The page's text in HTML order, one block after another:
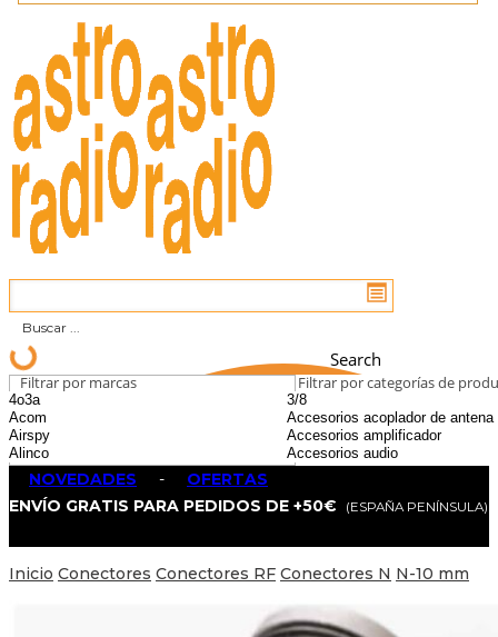
Search
Filtrar por marcas Filtrar por categorías de
NOVEDADES - OFERTAS
ENVÍO GRATIS PARA PEDIDOS DE +50€
(ESPAÑA PENÍNSULA)
Inicio Conectores Conectores RF Conectores N N-10 mm